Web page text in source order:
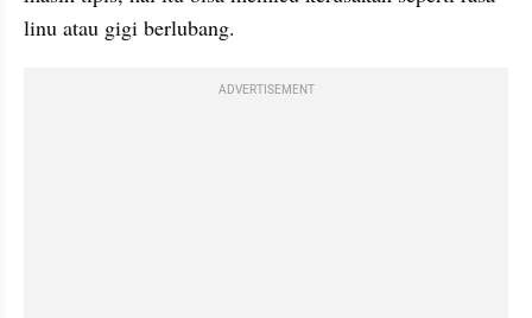
linu atau gigi berlubang.
ADVERTISEMENT